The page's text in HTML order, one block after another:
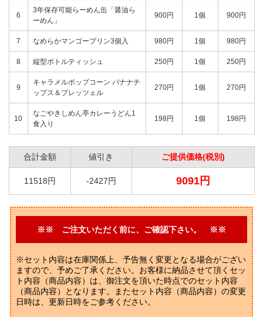
6
3年保存可能らーめん缶「醤油ら
ーめん」
900円 1個 900円
7 なめらかマンゴープリン3個入 980円 1個 980円
8 縦型ボトルティッシュ 250円 1個 250円
9
キャラメルポップコーン バナナチ
ップス＆プレッツェル
270円 1個 270円
10
なごやきしめん亭カレーうどん1
食入り
198円 1個 198円
合計金額 値引き ご提供価格(税別)
11518円 -2427円 9091円
※※ ご注文いただく前に、ご確認下さい。 ※※
※セット内容は在庫関係上、予告無く変更となる場合がござい
ますので、予めご了承ください。お客様に納品させて頂くセッ
ト内容（商品内容）は、御注文を頂いた時点でのセット内容
（商品内容）となります。またセット内容（商品内容）の変更
日時は、更新日時をご参考ください。